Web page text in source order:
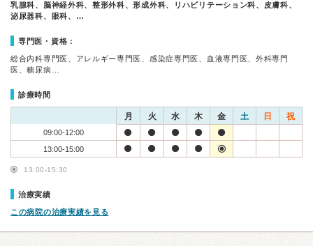
乳腺科、脳神経外科、整形外科、形成外科、リハビリテーション科、皮膚科、
泌尿器科、眼科、…
専門医・資格：
総合内科専門医、アレルギー専門医、感染症専門医、血液専門医、外科専門
医、糖尿病…
診療時間
月 火 水 木 金 土 日 祝
09:00-12:00
13:00-15:00
13:00-15:30
治療実績
この病院の治療実績を見る